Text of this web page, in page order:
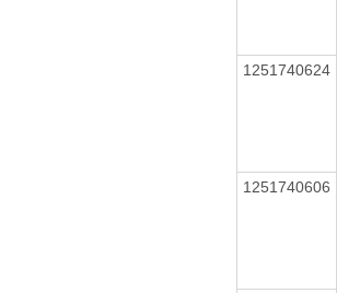
1251740624
1251740606